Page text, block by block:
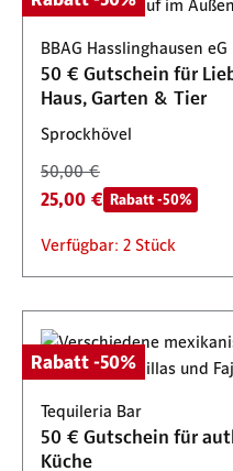
BBAG Hasslinghausen eG
50 € Gutschein für
Haus, Garten & Tier
Sprockhövel
50,00 €
25,00 € Rabatt -50%
Verfügbar: 2 Stück
Rabatt -50%
Tequileria Bar
50 € Gutschein für
Küche